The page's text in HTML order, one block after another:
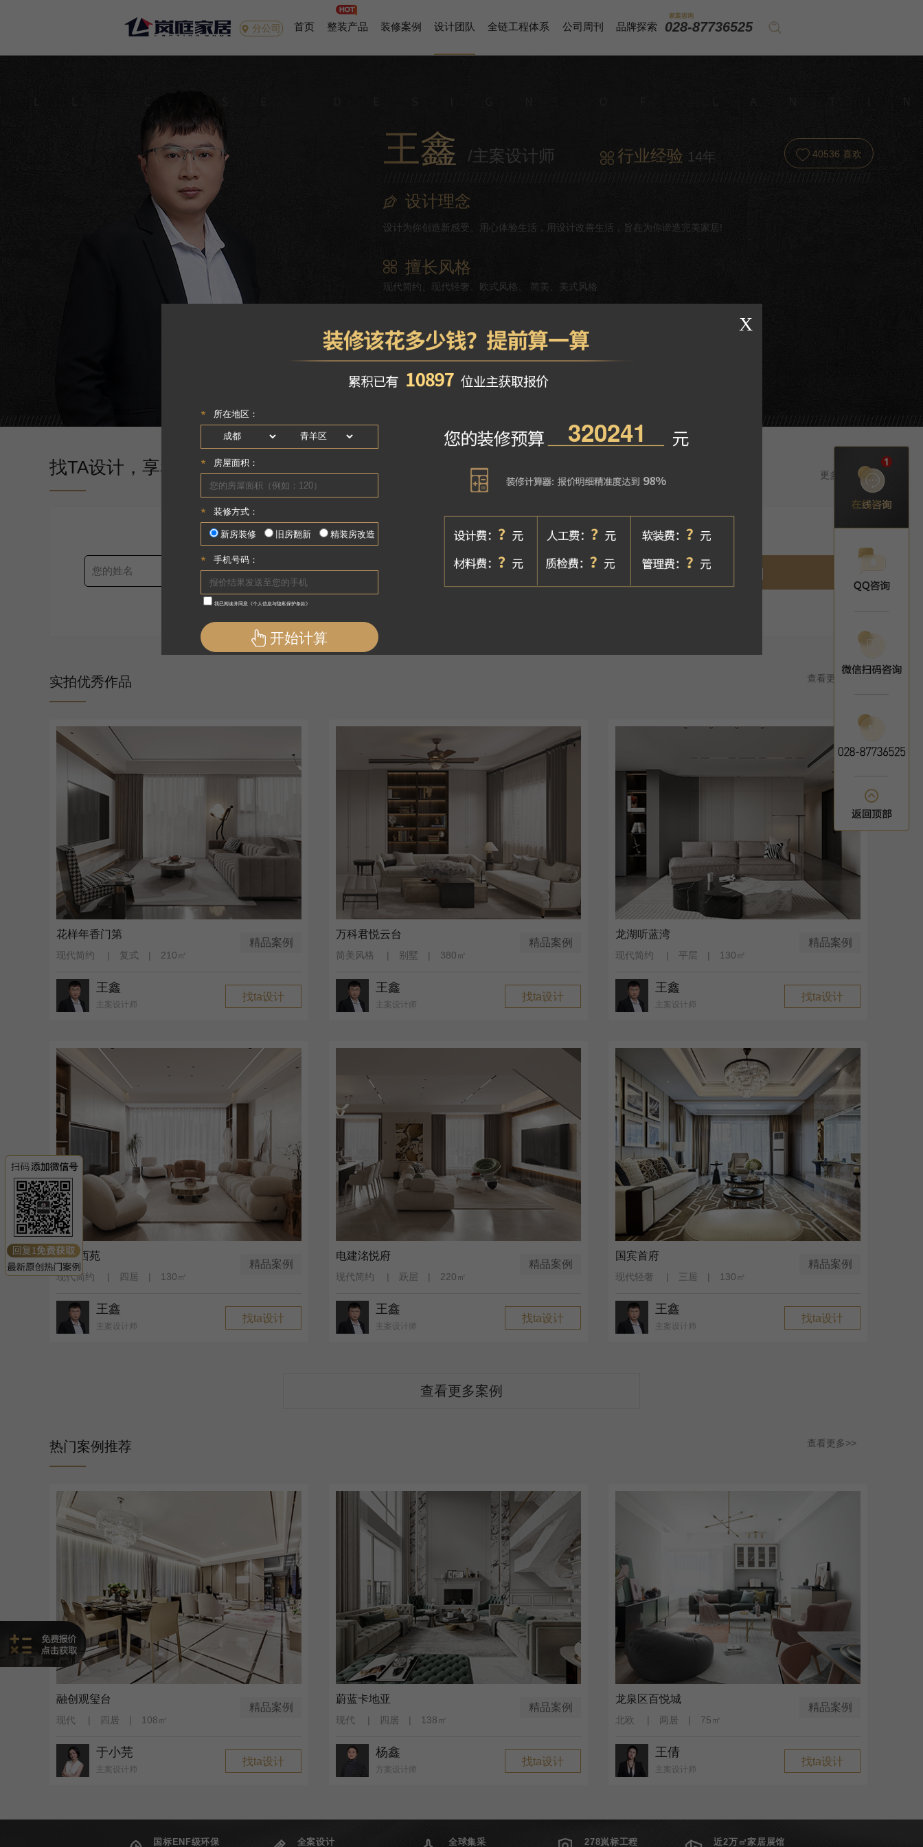
分公司
家装咨询
028-87736525
首页 整装产品 装修案例 设计团队 全链工程体系 公司周刊 品牌探索
40536 喜欢
王鑫 /主案设计师 行业经验 14年
设计理念
设计为你创造新感受。用心体验生活，用设计改善生活，旨在为你谛造完美家居!
擅长风格
现代简约、现代轻奢、欧式风格、 简美、美式风格
主要作品
神仙树大院，奥维尔、蔚蓝卡地亚、四海逸家、翡翠府、长滩壹号
更多设计师>
找TA设计，享私人订制装修
立即预约
查看更多>>
实拍优秀作品
精品案例
花样年香门第
现代简约 | 复式 | 210㎡
王鑫
主案设计师
找ta设计
精品案例
万科君悦云台
简美风格 | 别墅 | 380㎡
王鑫
主案设计师
找ta设计
精品案例
龙湖听蓝湾
现代简约 | 平层 | 130㎡
王鑫
主案设计师
找ta设计
精品案例
金沙西苑
现代简约 | 四居 | 130㎡
王鑫
主案设计师
找ta设计
精品案例
电建洺悦府
现代简约 | 跃层 | 220㎡
王鑫
主案设计师
找ta设计
精品案例
国宾首府
现代轻奢 | 三居 | 130㎡
王鑫
主案设计师
找ta设计
查看更多案例
查看更多>>
热门案例推荐
精品案例
融创观玺台
现代 | 四居 | 108㎡
于小芫
主案设计师
找ta设计
精品案例
蔚蓝卡地亚
现代 | 四居 | 138㎡
杨鑫
方案设计师
找ta设计
精品案例
龙泉区百悦城
北欧 | 两居 | 75㎡
王倩
主案设计师
找ta设计
国标ENF级环保 全案设计 全球集采 278岚标工程 近2万㎡家居展馆